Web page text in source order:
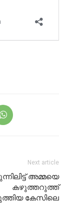
Next article
അമ്മയെ
കഴുത്തറുത്ത്
കേസിലെ